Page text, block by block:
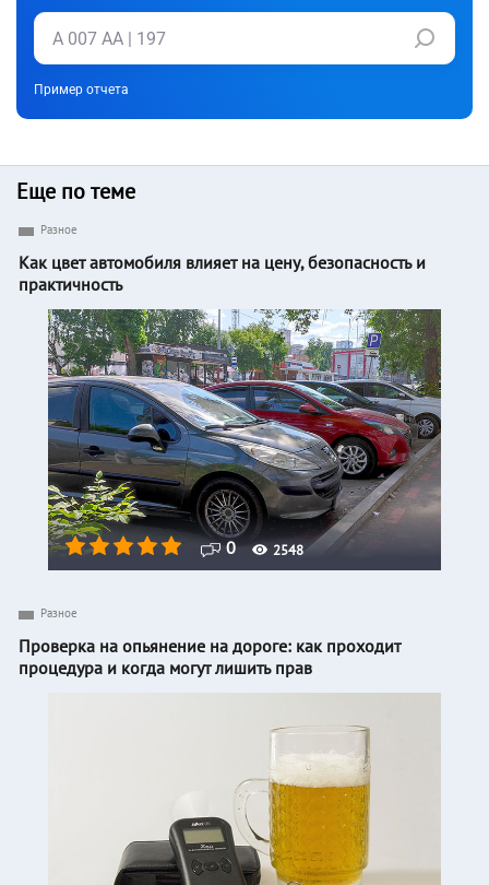
Пример отчета
Еще по теме
0 2548
Разное
Как цвет автомобиля влияет на цену, безопасность и
практичность
Разное
Проверка на опьянение на дороге: как проходит
процедура и когда могут лишить прав